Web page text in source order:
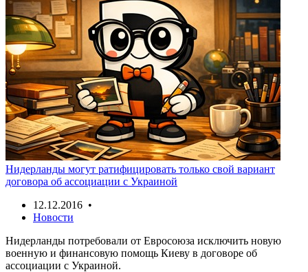
Нидерланды могут ратифицировать только свой вариант
договора об ассоциации с Украиной
12.12.2016 •
Новости
Нидерланды потребовали от Евросоюза исключить новую
военную и финансовую помощь Киеву в договоре об
ассоциации с Украиной.